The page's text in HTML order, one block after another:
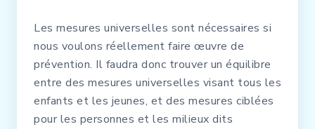
Les mesures universelles sont nécessaires si
nous voulons réellement faire œuvre de
prévention. Il faudra donc trouver un équilibre
entre des mesures universelles visant tous les
enfants et les jeunes, et des mesures ciblées
pour les personnes et les milieux dits